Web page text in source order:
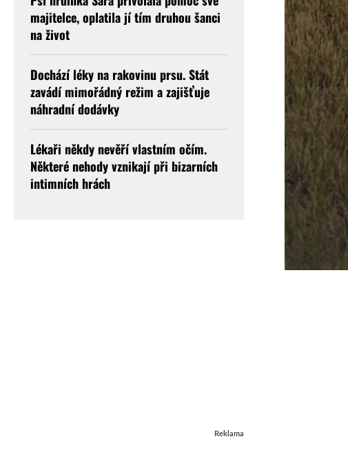
majitelce, oplatila jí tím druhou šanci
na život
Dochází léky na rakovinu prsu. Stát
zavádí mimořádný režim a zajišťuje
náhradní dodávky
Lékaři někdy nevěří vlastním očím.
Některé nehody vznikají při bizarních
intimních hrách
Reklama